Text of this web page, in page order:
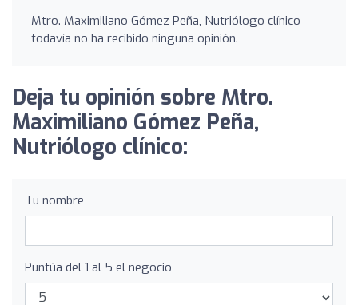
Mtro. Maximiliano Gómez Peña, Nutriólogo clínico
todavía no ha recibido ninguna opinión.
Deja tu opinión sobre Mtro.
Maximiliano Gómez Peña,
Nutriólogo clínico:
Tu nombre
Puntúa del 1 al 5 el negocio